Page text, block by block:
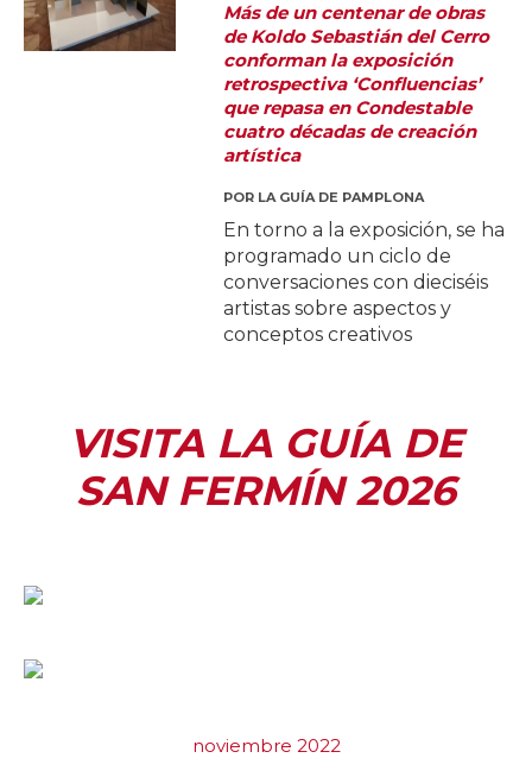
Más de un centenar de obras
de Koldo Sebastián del Cerro
conforman la exposición
retrospectiva ‘Confluencias’
que repasa en Condestable
cuatro décadas de creación
artística
POR LA GUÍA DE PAMPLONA
En torno a la exposición, se ha
programado un ciclo de
conversaciones con dieciséis
artistas sobre aspectos y
conceptos creativos
VISITA LA GUÍA DE
SAN FERMÍN 2026
noviembre 2022